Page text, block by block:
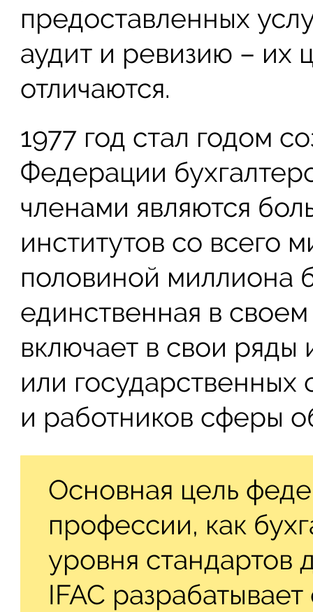
предоставленных
аудит и ревизию – их
отличаются.
1977 год стал годом
Федерации
членами являются
институтов со всего
половиной миллиона
единственная в
включает в свои ряды
или государственных
и работников сферы
Основная цель
профессии, как
уровня стандартов
IFAC